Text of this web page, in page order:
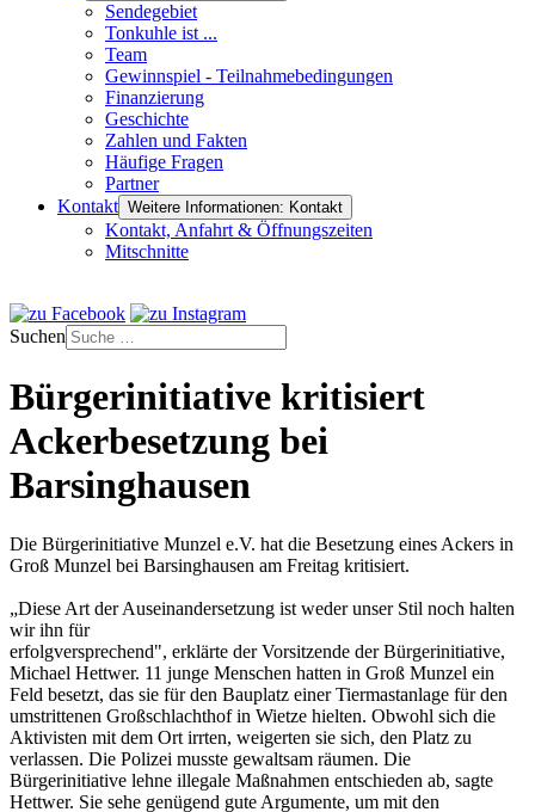
Sendegebiet
Tonkuhle ist ...
Team
Gewinnspiel - Teilnahmebedingungen
Finanzierung
Geschichte
Zahlen und Fakten
Häufige Fragen
Partner
Kontakt Weitere Informationen: Kontakt
Kontakt, Anfahrt & Öffnungszeiten
Mitschnitte
Suchen
Bürgerinitiative kritisiert
Ackerbesetzung bei
Barsinghausen
Die Bürgerinitiative Munzel e.V. hat die Besetzung eines Ackers in
Groß Munzel bei Barsinghausen am Freitag kritisiert.
„Diese Art der Auseinandersetzung ist weder unser Stil noch halten
wir ihn für
erfolgversprechend", erklärte der Vorsitzende der Bürgerinitiative,
Michael Hettwer. 11 junge Menschen hatten in Groß Munzel ein
Feld besetzt, das sie für den Bauplatz einer Tiermastanlage für den
umstrittenen Großschlachthof in Wietze hielten. Obwohl sich die
Aktivisten mit dem Ort irrten, weigerten sie sich, den Platz zu
verlassen. Die Polizei musste gewaltsam räumen. Die
Bürgerinitiative lehne illegale Maßnahmen entschieden ab, sagte
Hettwer. Sie sehe genügend gute Argumente, um mit den